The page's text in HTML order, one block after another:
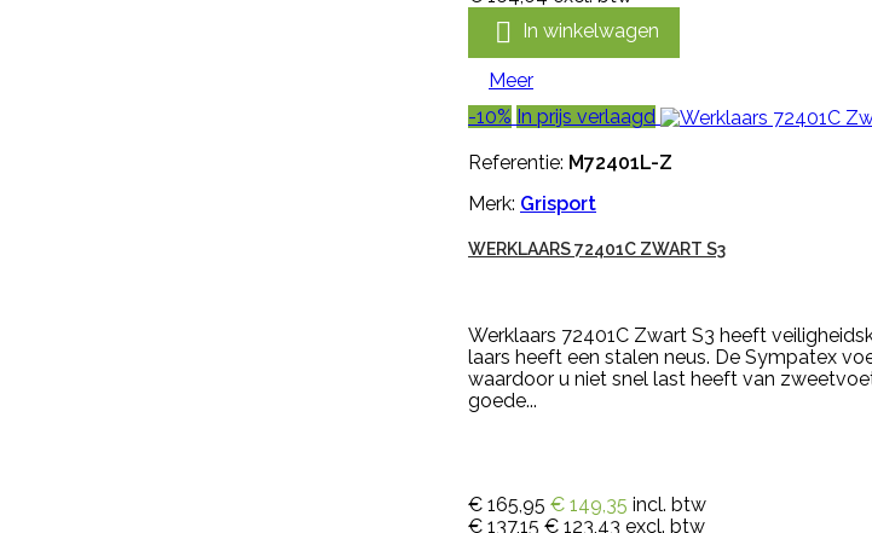
 In winkelwagen
Meer
-10% In prijs verlaagd
Referentie: M72401L-Z
Merk: Grisport
WERKLAARS 72401C ZWART S3
Werklaars 72401C Zwart S3 heeft
laars heeft een stalen neus. De Sympatex
waardoor u niet snel last heeft van
goede...
€ 165,95 € 149,35 incl. btw
€ 137,15 € 123,43 excl. btw